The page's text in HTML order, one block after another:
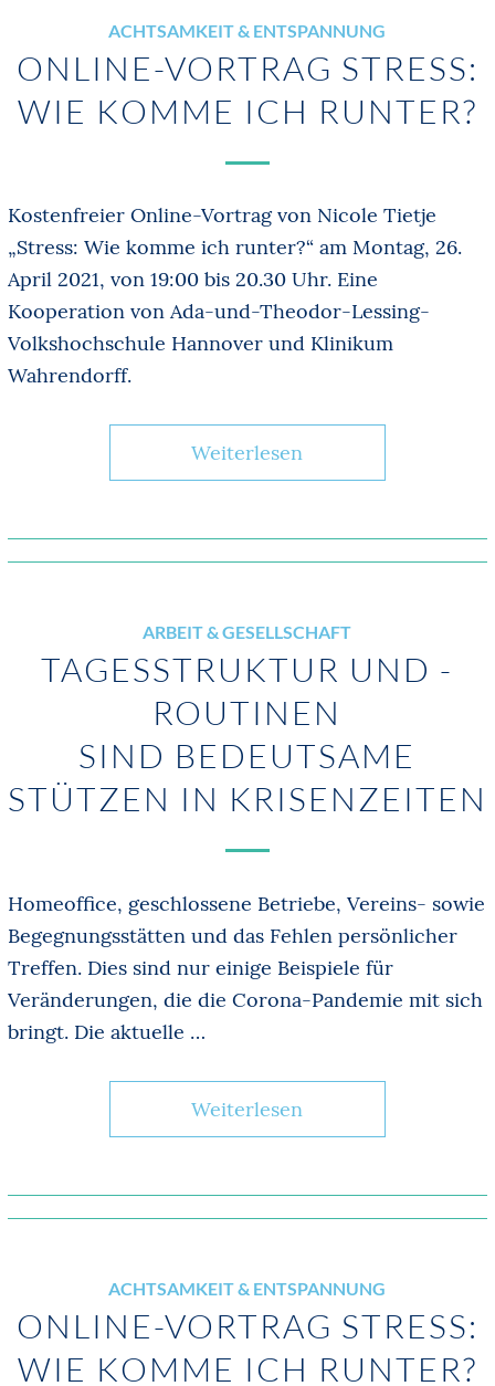
ACHTSAMKEIT & ENTSPANNUNG
ONLINE-VORTRAG STRESS:
WIE KOMME ICH RUNTER?
Kostenfreier Online-Vortrag von Nicole Tietje
„Stress: Wie komme ich runter?“ am Montag, 26.
April 2021, von 19:00 bis 20.30 Uhr. Eine
Kooperation von Ada-und-Theodor-Lessing-
Volkshochschule Hannover und Klinikum
Wahrendorff.
Weiterlesen
ARBEIT & GESELLSCHAFT
TAGESSTRUKTUR UND -
ROUTINEN
SIND BEDEUTSAME
STÜTZEN IN KRISENZEITEN
Homeoffice, geschlossene Betriebe, Vereins- sowie
Begegnungsstätten und das Fehlen persönlicher
Treffen. Dies sind nur einige Beispiele für
Veränderungen, die die Corona-Pandemie mit sich
bringt. Die aktuelle …
Weiterlesen
ACHTSAMKEIT & ENTSPANNUNG
ONLINE-VORTRAG STRESS:
WIE KOMME ICH RUNTER?